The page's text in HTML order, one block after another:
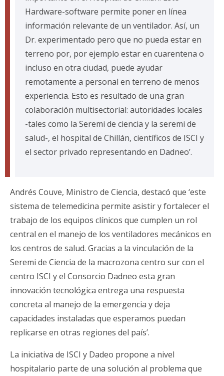
Hardware-software permite poner en línea
información relevante de un ventilador. Así, un
Dr. experimentado pero que no pueda estar en
terreno por, por ejemplo estar en cuarentena o
incluso en otra ciudad, puede ayudar
remotamente a personal en terreno de menos
experiencia. Esto es resultado de una gran
colaboración multisectorial: autoridades locales
-tales como la Seremi de ciencia y la seremi de
salud-, el hospital de Chillán, científicos de ISCI y
el sector privado representando en Dadneo’.
Andrés Couve, Ministro de Ciencia, destacó que ‘este
sistema de telemedicina permite asistir y fortalecer el
trabajo de los equipos clínicos que cumplen un rol
central en el manejo de los ventiladores mecánicos en
los centros de salud. Gracias a la vinculación de la
Seremi de Ciencia de la macrozona centro sur con el
centro ISCI y el Consorcio Dadneo esta gran
innovación tecnológica entrega una respuesta
concreta al manejo de la emergencia y deja
capacidades instaladas que esperamos puedan
replicarse en otras regiones del país’.
La iniciativa de ISCI y Dadeo propone a nivel
hospitalario parte de una solución al problema que